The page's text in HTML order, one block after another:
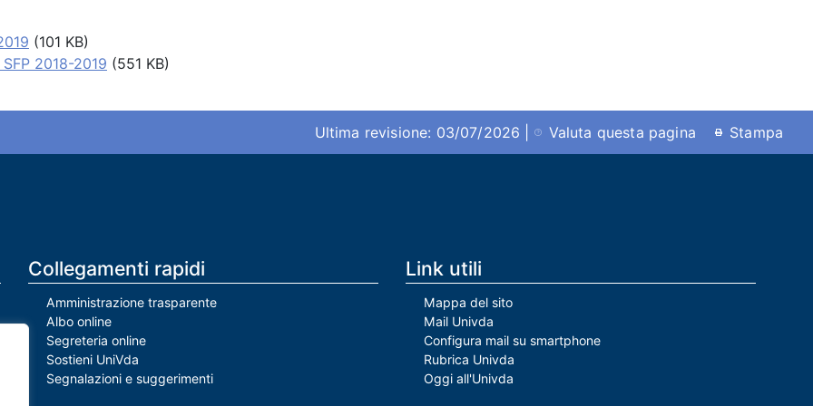
(101 KB)
2018-2019 (551 KB)
Ultima revisione: 03/07/2026 | Valuta questa pagina Stampa
Collegamenti rapidi
Amministrazione trasparente
Albo online
Segreteria online
Sostieni UniVda
Segnalazioni e suggerimenti
Link utili
Mappa del sito
Mail Univda
Configura mail su smartphone
Rubrica Univda
Oggi all'Univda